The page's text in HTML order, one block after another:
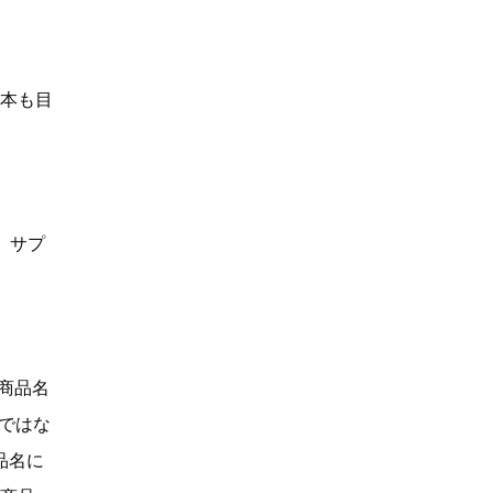
も目
サプ
品名
はな
名に